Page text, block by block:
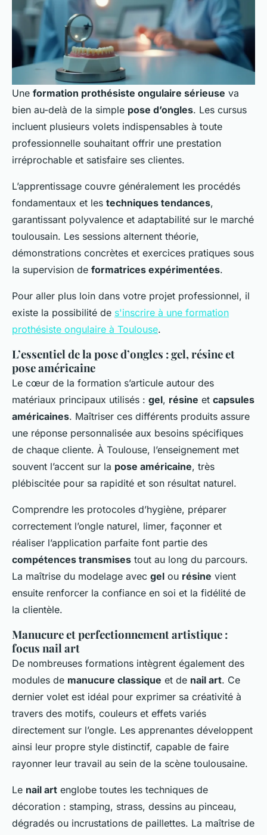
Une formation prothésiste ongulaire sérieuse va
bien au-delà de la simple pose d’ongles. Les cursus
incluent plusieurs volets indispensables à toute
professionnelle souhaitant offrir une prestation
irréprochable et satisfaire ses clientes.
L’apprentissage couvre généralement les procédés
fondamentaux et les techniques tendances,
garantissant polyvalence et adaptabilité sur le marché
toulousain. Les sessions alternent théorie,
démonstrations concrètes et exercices pratiques sous
la supervision de formatrices expérimentées.
Pour aller plus loin dans votre projet professionnel, il
existe la possibilité de s'inscrire à une formation
prothésiste ongulaire à Toulouse.
L’essentiel de la pose d’ongles : gel, résine et
pose américaine
Le cœur de la formation s’articule autour des
matériaux principaux utilisés : gel, résine et capsules
américaines. Maîtriser ces différents produits assure
une réponse personnalisée aux besoins spécifiques
de chaque cliente. À Toulouse, l’enseignement met
souvent l’accent sur la pose américaine, très
plébiscitée pour sa rapidité et son résultat naturel.
Comprendre les protocoles d’hygiène, préparer
correctement l’ongle naturel, limer, façonner et
réaliser l’application parfaite font partie des
compétences transmises tout au long du parcours.
La maîtrise du modelage avec gel ou résine vient
ensuite renforcer la confiance en soi et la fidélité de
la clientèle.
Manucure et perfectionnement artistique :
focus nail art
De nombreuses formations intègrent également des
modules de manucure classique et de nail art. Ce
dernier volet est idéal pour exprimer sa créativité à
travers des motifs, couleurs et effets variés
directement sur l’ongle. Les apprenantes développent
ainsi leur propre style distinctif, capable de faire
rayonner leur travail au sein de la scène toulousaine.
Le nail art englobe toutes les techniques de
décoration : stamping, strass, dessins au pinceau,
dégradés ou incrustations de paillettes. La maîtrise de